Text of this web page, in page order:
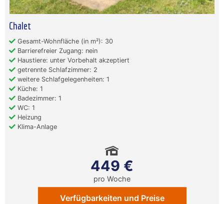
Chalet
Gesamt-Wohnfläche (in m²): 30
Barrierefreier Zugang: nein
Haustiere: unter Vorbehalt akzeptiert
getrennte Schlafzimmer: 2
weitere Schlafgelegenheiten: 1
Küche: 1
Badezimmer: 1
WC: 1
Heizung
Klima-Anlage
449 €
pro Woche
Verfügbarkeiten und Preise